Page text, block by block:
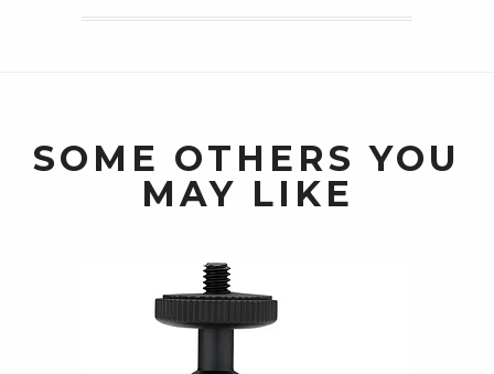
SOME OTHERS YOU
MAY LIKE